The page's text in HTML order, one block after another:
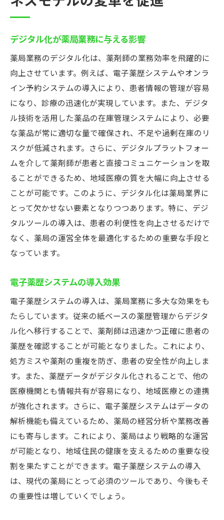
デジタル化が薬局業務に与える影響
薬局業務のデジタル化は、薬剤師の業務効率を飛躍的に
向上させています。例えば、電子薬歴システムやオンラ
イン予約システムの導入により、患者情報の管理が容易
になり、診療の迅速化が実現しています。また、デジタ
ル技術を活用した薬品の在庫管理システムにより、必要
な薬品が常に適切な量で確保され、不足や過剰在庫のリ
スクが低減されます。さらに、デジタルプラットフォー
ムを介して薬剤師が患者と直接コミュニケーションを取
ることができるため、地域医療の質を大幅に向上させる
ことが可能です。このように、デジタル化は薬局業界に
とって欠かせない要素となりつつあります。特に、デジ
タルツールの導入は、患者の利便性を向上させるだけで
なく、薬局の運営全体を最適化するための重要な手段と
なっています。
電子薬歴システムの導入効果
電子薬歴システムの導入は、薬局業務に多大な効果をも
たらしています。従来の紙ベースの薬歴管理からデジタ
ル化へ移行することで、薬剤師は迅速かつ正確に患者の
薬歴を確認することが可能となりました。これにより、
処方ミスや薬剤の重複を防ぎ、患者の安全性が向上しま
す。また、薬歴データがデジタル化されることで、他の
医療機関とも情報共有が容易になり、地域医療との連携
が強化されます。さらに、電子薬歴システムはデータの
解析機能も備えているため、薬局の経営分析や業務改善
にも寄与します。これにより、薬局はより戦略的な運営
が可能となり、地域住民の健康を支えるための重要な役
割を果たすことができます。電子薬歴システムの導入
は、現代の薬局にとって必須のツールであり、今後もそ
の重要性は増していくでしょう。